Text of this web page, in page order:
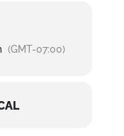
un
serán el
Parkdale y el
(GMT-07:00)